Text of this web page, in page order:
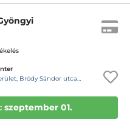
Sándor utca 28. 1.lépcsőház, fsz. 2.
szeptember 01.